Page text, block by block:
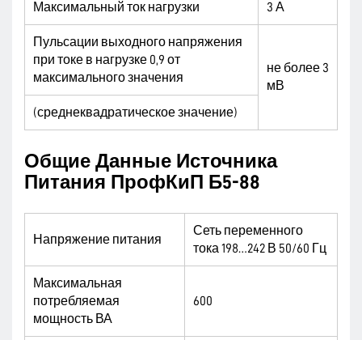
Максимальный ток нагрузки 3 А
Пульсации выходного напряжения
при токе в нагрузке 0,9 от
максимального значения
не более 3
мВ
(среднеквадратическое значение)
Общие Данные Источника
Питания ПрофКиП Б5-88
Напряжение питания
Сеть переменного
тока 198…242 В 50/60 Гц
Максимальная
потребляемая
мощность ВА
600